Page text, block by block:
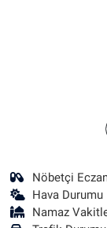
Nöbetçi
Hava Durumu
Namaz